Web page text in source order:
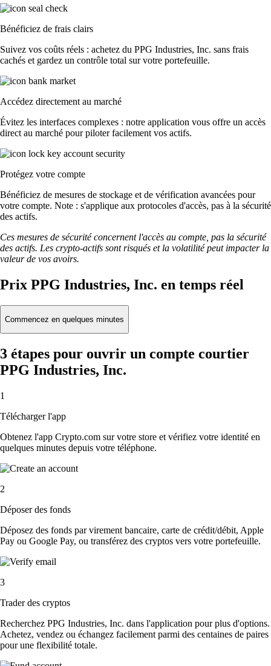
Bénéficiez de frais clairs
Suivez vos coûts réels : achetez du PPG Industries, Inc. sans frais
cachés et gardez un contrôle total sur votre portefeuille.
Accédez directement au marché
Évitez les interfaces complexes : notre application vous offre un accès
direct au marché pour piloter facilement vos actifs.
Protégez votre compte
Bénéficiez de mesures de stockage et de vérification avancées pour
votre compte. Note : s'applique aux protocoles d'accès, pas à la sécurité
des actifs.
Ces mesures de sécurité concernent l'accès au compte, pas la sécurité
des actifs. Les crypto-actifs sont risqués et la volatilité peut impacter la
valeur de vos avoirs.
Prix PPG Industries, Inc. en temps réel
Commencez en quelques minutes
3 étapes pour ouvrir un compte courtier
PPG Industries, Inc.
1
Télécharger l'app
Obtenez l'app Crypto.com sur votre store et vérifiez votre identité en
quelques minutes depuis votre téléphone.
2
Déposer des fonds
Déposez des fonds par virement bancaire, carte de crédit/débit, Apple
Pay ou Google Pay, ou transférez des cryptos vers votre portefeuille.
3
Trader des cryptos
Recherchez PPG Industries, Inc. dans l'application pour plus d'options.
Achetez, vendez ou échangez facilement parmi des centaines de paires
pour une flexibilité totale.